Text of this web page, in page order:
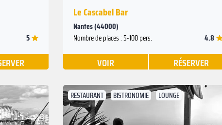
5
Le Cascabel Bar
Nantes (44000)
Nombre de places : 5-100 pers. 4.8
VOIR RÉSERVER
RESTAURANT BISTRONOMIE LOUNGE